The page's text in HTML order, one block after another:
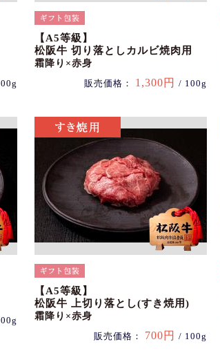
【A5等級】
松阪牛 切り落としカルビ焼肉用
霜降り×赤身
販売価格： 1,300円 / 100g
【A5等級】
松阪牛 上切り落とし(すき焼用)
霜降り×赤身
販売価格： 700円 / 100g